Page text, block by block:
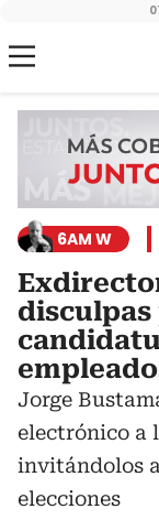
6AM W
Jorge
electrónico a
invitándolos
elecciones